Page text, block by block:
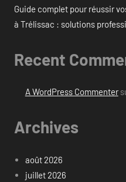
Guide complet pour réussir
à Trélissac : solutions
Recent
A WordPress Commenter
Archives
août 2026
juillet 2026